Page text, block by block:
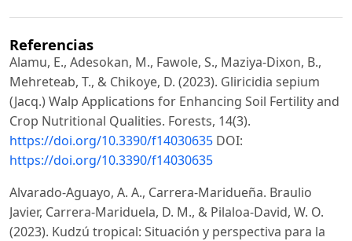
Referencias
Alamu, E., Adesokan, M., Fawole, S., Maziya-Dixon, B.,
Mehreteab, T., & Chikoye, D. (2023). Gliricidia sepium
(Jacq.) Walp Applications for Enhancing Soil Fertility and
Crop Nutritional Qualities. Forests, 14(3).
https://doi.org/10.3390/f14030635 DOI:
https://doi.org/10.3390/f14030635
Alvarado-Aguayo, A. A., Carrera-Maridueña. Braulio
Javier, Carrera-Mariduela, D. M., & Pilaloa-David, W. O.
(2023). Kudzú tropical: Situación y perspectiva para la